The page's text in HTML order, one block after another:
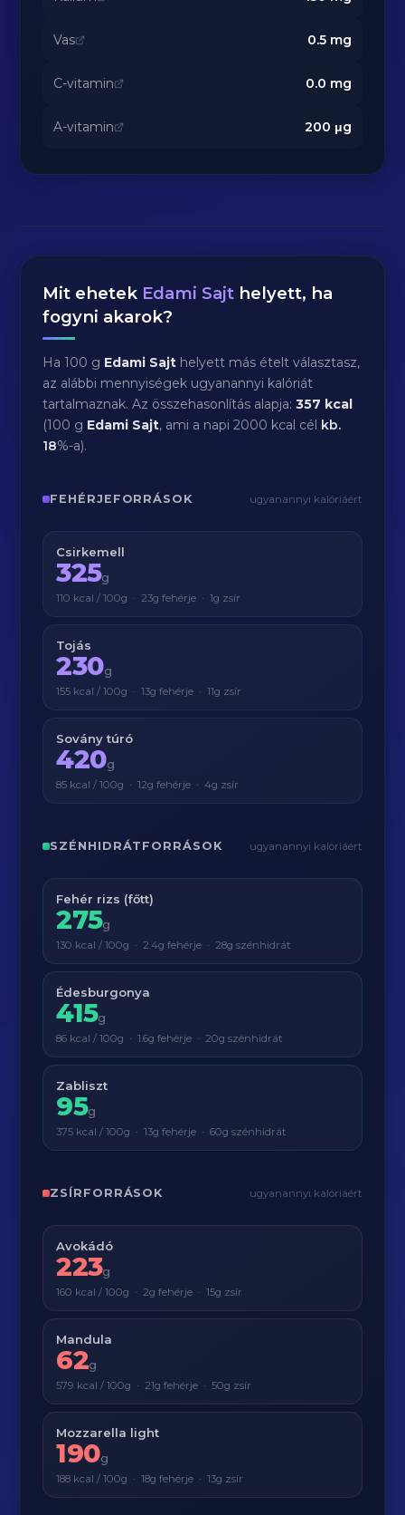
Vas 0.5mg
C-vitamin 0.0 mg
A-vitamin 200 μg
Mit ehetek Edami Sajt helyett, ha
fogyni akarok?
Ha 100 g Edami Sajt helyett más ételt választasz,
az alábbi mennyiségek ugyanannyi kalóriát
tartalmaznak. Az összehasonlítás alapja:357 kcal
(100 g Edami Sajt, ami a napi 2000 kcal cél kb.
18%-a).
FEHÉRJEFORRÁSOK ugyanannyi kalóriáért
Csirkemell
325g
110 kcal / 100g · 23g fehérje · 1g zsír
Tojás
230g
155 kcal / 100g · 13g fehérje · 11g zsír
Sovány túró
420g
85 kcal / 100g · 12g fehérje · 4g zsír
SZÉNHIDRÁTFORRÁSOK ugyanannyi kalóriáért
Fehér rizs (főtt)
275g
130 kcal / 100g · 2.4g fehérje · 28g szénhidrát
Édesburgonya
415g
86 kcal / 100g · 1.6g fehérje · 20g szénhidrát
Zabliszt
95g
375 kcal / 100g · 13g fehérje · 60g szénhidrát
ZSÍRFORRÁSOK ugyanannyi kalóriáért
Avokádó
223g
160 kcal / 100g · 2g fehérje · 15g zsír
Mandula
62g
579 kcal / 100g · 21g fehérje · 50g zsír
Mozzarella light
190g
188 kcal / 100g · 18g fehérje · 13g zsír